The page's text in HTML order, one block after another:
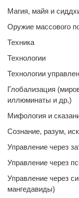
Магия, майя и
Оружие массового
Техника
Технологии
Технологии
Глобализация
иллюминаты и др,)
Мифология и
Сознание, разум,
Управление через
Управление через
Управление через
мангедавиды)